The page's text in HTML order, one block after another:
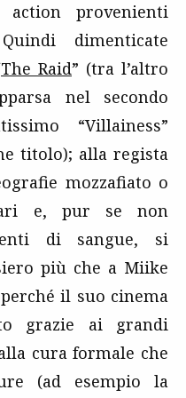
provenienti
dimenticate
The Raid” (tra l’altro
nel secondo
“Villainess”
titolo); alla regista
mozzafiato o
e, pur se non
di sangue, si
più che a Miike
il suo cinema
grazie ai grandi
cura formale che
(ad esempio la